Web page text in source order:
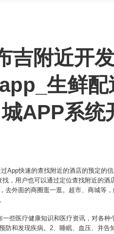
吉附近开
app_生鲜配
城APP系统
App快速的查找附近的酒店的预定的
，用户也可以通过定位查找附近的
去外面的商圈逛一逛。超市、商城等
些医疗健康知识和医疗资讯，对各
防和发现疾病。2、睡眠、血压、并